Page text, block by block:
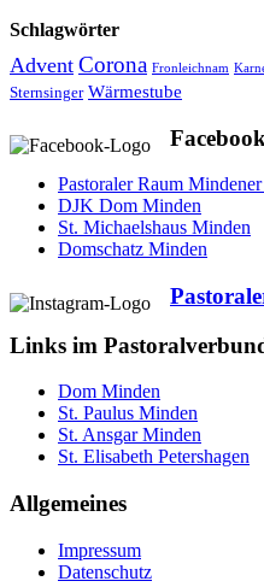
Schlagwörter
Advent Corona Fronleichnam
Sternsinger Wärmestube
Pastoraler Raum
DJK Dom Minden
St. Michaelshaus Minden
Domschatz Minden
Links im
Dom Minden
St. Paulus Minden
St. Ansgar Minden
St. Elisabeth Petershagen
Allgemeines
Impressum
Datenschutz